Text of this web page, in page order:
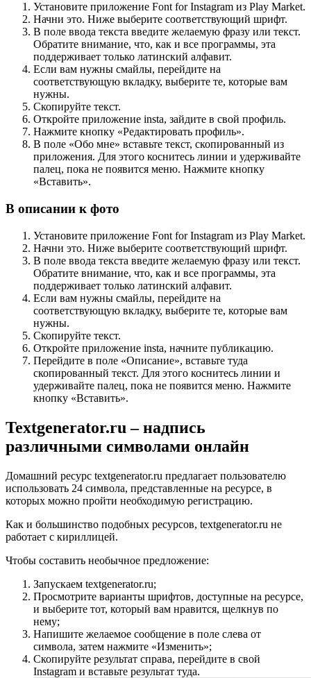
Установите приложение Font for Instagram из Play Market.
Начни это. Ниже выберите соответствующий шрифт.
В поле ввода текста введите желаемую фразу или текст.
Обратите внимание, что, как и все программы, эта
поддерживает только латинский алфавит.
Если вам нужны смайлы, перейдите на
соответствующую вкладку, выберите те, которые вам
нужны.
Скопируйте текст.
Откройте приложение insta, зайдите в свой профиль.
Нажмите кнопку «Редактировать профиль».
В поле «Обо мне» вставьте текст, скопированный из
приложения. Для этого коснитесь линии и удерживайте
палец, пока не появится меню. Нажмите кнопку
«Вставить».
В описании к фото
Установите приложение Font for Instagram из Play Market.
Начни это. Ниже выберите соответствующий шрифт.
В поле ввода текста введите желаемую фразу или текст.
Обратите внимание, что, как и все программы, эта
поддерживает только латинский алфавит.
Если вам нужны смайлы, перейдите на
соответствующую вкладку, выберите те, которые вам
нужны.
Скопируйте текст.
Откройте приложение insta, начните публикацию.
Перейдите в поле «Описание», вставьте туда
скопированный текст. Для этого коснитесь линии и
удерживайте палец, пока не появится меню. Нажмите
кнопку «Вставить».
Textgenerator.ru – надпись
различными символами онлайн
Домашний ресурс textgenerator.ru предлагает пользователю
использовать 24 символа, представленные на ресурсе, в
которых можно пройти необходимую регистрацию.
Как и большинство подобных ресурсов, textgenerator.ru не
работает с кириллицей.
Чтобы составить необычное предложение:
Запускаем textgenerator.ru;
Просмотрите варианты шрифтов, доступные на ресурсе,
и выберите тот, который вам нравится, щелкнув по
нему;
Напишите желаемое сообщение в поле слева от
символа, затем нажмите «Изменить»;
Скопируйте результат справа, перейдите в свой
Instagram и вставьте результат туда.